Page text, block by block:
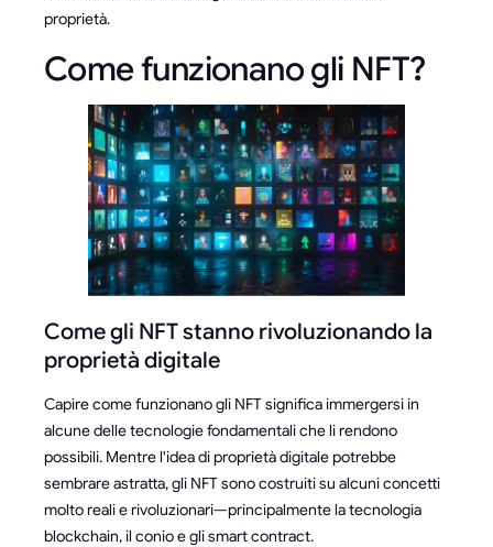
proprietà.
Come funzionano gli NFT?
Come gli NFT stanno rivoluzionando la
proprietà digitale
Capire come funzionano gli NFT significa immergersi in
alcune delle tecnologie fondamentali che li rendono
possibili. Mentre l'idea di proprietà digitale potrebbe
sembrare astratta, gli NFT sono costruiti su alcuni concetti
molto reali e rivoluzionari—principalmente la tecnologia
blockchain, il conio e gli smart contract.